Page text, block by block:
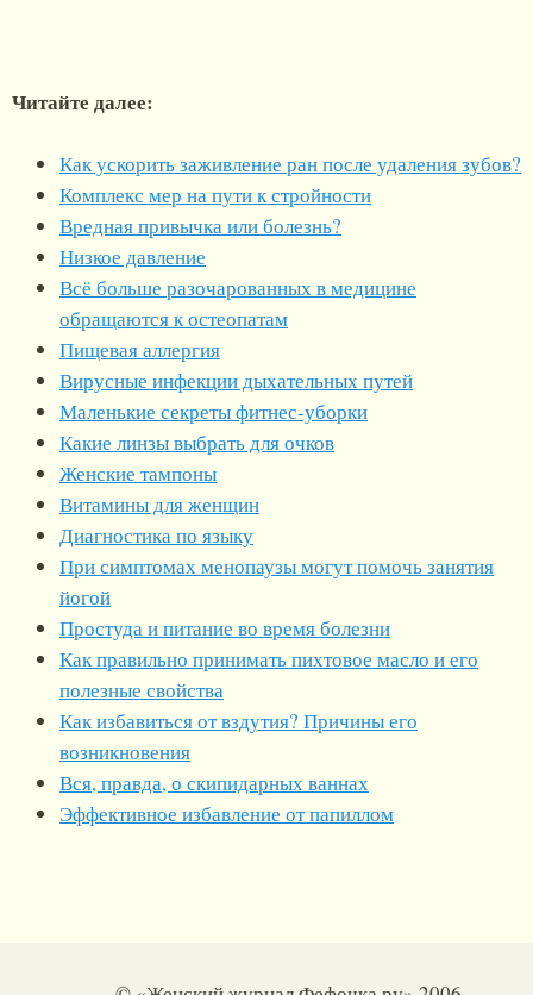
Читайте далее:
Как ускорить заживление ран после удаления зубов?
Комплекс мер на пути к стройности
Вредная привычка или болезнь?
Низкое давление
Всё больше разочарованных в медицине
обращаются к остеопатам
Пищевая аллергия
Вирусные инфекции дыхательных путей
Маленькие секреты фитнес-уборки
Какие линзы выбрать для очков
Женские тампоны
Витамины для женщин
Диагностика по языку
При симптомах менопаузы могут помочь занятия
йогой
Простуда и питание во время болезни
Как правильно принимать пихтовое масло и его
полезные свойства
Как избавиться от вздутия? Причины его
возникновения
Вся, правда, о скипидарных ваннах
Эффективное избавление от папиллом